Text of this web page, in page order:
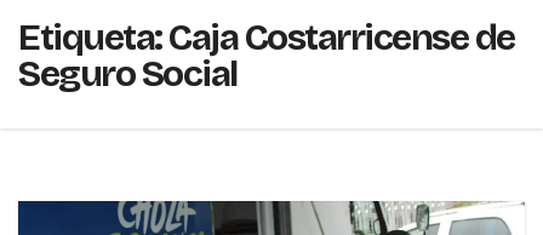
Etiqueta:Caja Costarricense de
Seguro Social